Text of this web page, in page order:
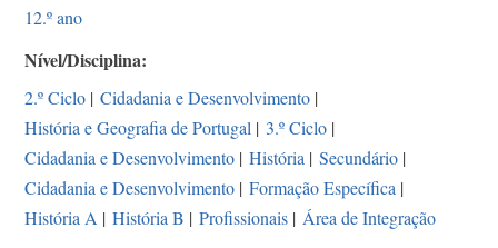
12.º ano
Nível/Disciplina
2.º Ciclo | Cidadania e Desenvolvimento |
História e Geografia de Portugal | 3.º Ciclo |
Cidadania e Desenvolvimento | História | Secundário |
Cidadania e Desenvolvimento | Formação Específica |
História A | História B | Profissionais | Área de Integração